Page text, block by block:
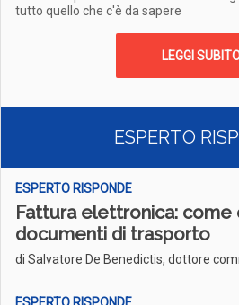
tutto quello che c'è da sapere
LEGGI
ESPERTO
ESPERTO RISPONDE
Fattura elettronica: come
documenti di trasporto
di Salvatore De Benedictis, dottore